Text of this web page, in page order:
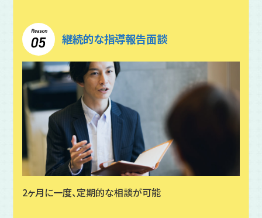
継続的な指導報告面談
2ヶ月に一度、定期的な相談が可能